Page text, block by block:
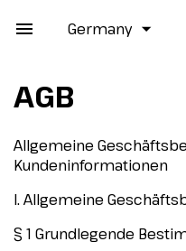
Germany
AGB
Allgemeine
Kundeninformationen
I. Allgemeine
§ 1 Grundlegende